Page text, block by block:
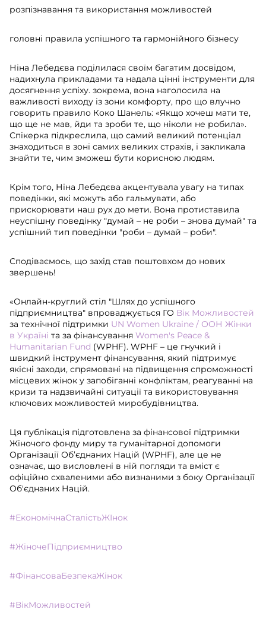
розпізнавання та використання можливостей
головні правила успішного та гармонійного бізнесу
Ніна Лебедєва поділилася своїм багатим досвідом,
надихнула прикладами та надала цінні інструменти для
досягнення успіху. зокрема, вона наголосила на
важливості виходу із зони комфорту, про що влучно
говорить правило Коко Шанель: «Якщо хочеш мати те,
що ще не мав, йди та зроби те, що ніколи не робила».
Спікерка підкреслила, що самий великий потенціал
знаходиться в зоні самих великих страхів, і закликала
знайти те, чим зможеш бути корисною людям.
Крім того, Ніна Лебедєва акцентувала увагу на типах
поведінки, які можуть або гальмувати, або
прискорювати наш рух до мети. Вона протиставила
неуспішну поведінку "думай – не роби – знова думай" та
успішний тип поведінки "роби – думай – роби".
Сподіваємось, що захід став поштовхом до нових
звершень!
«Онлайн-круглий стіл "Шлях до успішного
підприємництва" впроваджується ГО Вік Можливостей
за технічної підтримки UN Women Ukraine / ООН Жінки
в Україні та за фінансування Women's Peace &
Humanitarian Fund (WPHF). WPHF – це гнучкий і
швидкий інструмент фінансування, який підтримує
якісні заходи, спрямовані на підвищення спроможності
місцевих жінок у запобіганні конфліктам, реагуванні на
кризи та надзвичайні ситуації та використовування
ключових можливостей миробудівництва.
Ця публікація підготовлена за фінансової підтримки
Жіночого фонду миру та гуманітарної допомоги
Організації Об’єднаних Націй (WPHF), але це не
означає, що висловлені в ній погляди та вміст є
офіційно схваленими або визнаними з боку Організації
Об'єднаних Націй.
#ЕкономічнаСталістьЖІнок
#ЖіночеПідприємництво
#ФінансоваБезпекаЖінок
#ВікМожливостей